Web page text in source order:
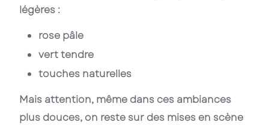
légères :
rose pâle
vert tendre
touches naturelles
Mais attention, même dans ces ambiances
plus douces, on reste sur des mises en scène